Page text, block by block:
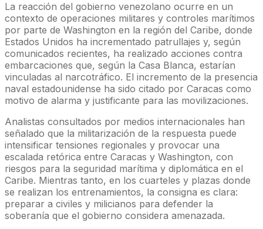
La reacción del gobierno venezolano ocurre en un
contexto de operaciones militares y controles marítimos
por parte de Washington en la región del Caribe, donde
Estados Unidos ha incrementado patrullajes y, según
comunicados recientes, ha realizado acciones contra
embarcaciones que, según la Casa Blanca, estarían
vinculadas al narcotráfico. El incremento de la presencia
naval estadounidense ha sido citado por Caracas como
motivo de alarma y justificante para las movilizaciones.
Analistas consultados por medios internacionales han
señalado que la militarización de la respuesta puede
intensificar tensiones regionales y provocar una
escalada retórica entre Caracas y Washington, con
riesgos para la seguridad marítima y diplomática en el
Caribe. Mientras tanto, en los cuarteles y plazas donde
se realizan los entrenamientos, la consigna es clara:
preparar a civiles y milicianos para defender la
soberanía que el gobierno considera amenazada.